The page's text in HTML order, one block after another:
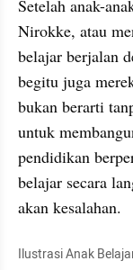
Setelah anak-
Nirokke, atau
belajar berjalan
begitu juga
bukan berarti
untuk
pendidikan
belajar secara
akan kesalahan.
Ilustrasi Anak